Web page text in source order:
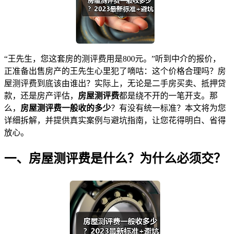
“王先生，您这套房的测评费用是800元。”听到中介的报价，
正准备出售房产的王先生心里犯了嘀咕：这个价格合理吗？房
屋测评费到底该由谁出？实际上，无论是二手房买卖、抵押贷
款，还是房产评估， 房屋测评费都是绕不开的一笔开支。那
么， 房屋测评费一般收的多少？有没有统一标准？本文将为您
详细拆解，并提供真实案例与避坑指南，让您花得明白、省得
放心。
一、房屋测评费是什么？为什么必须交？